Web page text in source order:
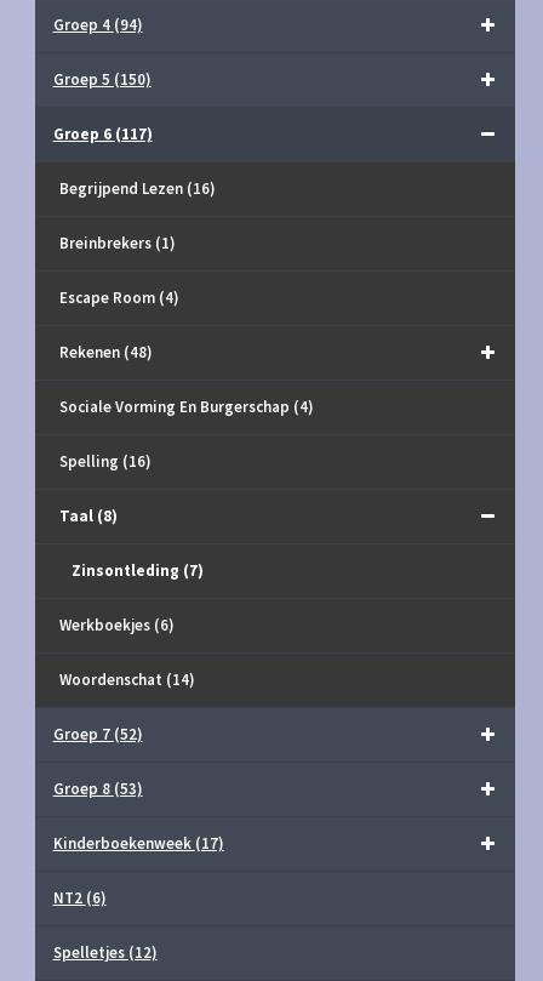
Groep 4 (94)
Groep 5 (150)
Groep 6 (117)
Begrijpend Lezen (16)
Breinbrekers (1)
Escape Room (4)
Rekenen (48)
Sociale Vorming En Burgerschap (4)
Spelling (16)
Taal (8)
Zinsontleding (7)
Werkboekjes (6)
Woordenschat (14)
Groep 7 (52)
Groep 8 (53)
Kinderboekenweek (17)
NT2 (6)
Spelletjes (12)